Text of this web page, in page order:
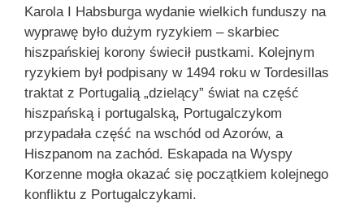
Karola I Habsburga wydanie wielkich funduszy na
wyprawę było dużym ryzykiem – skarbiec
hiszpańskiej korony świecił pustkami. Kolejnym
ryzykiem był podpisany w 1494 roku w Tordesillas
traktat z Portugalią „dzielący” świat na część
hiszpańską i portugalską, Portugalczykom
przypadała część na wschód od Azorów, a
Hiszpanom na zachód. Eskapada na Wyspy
Korzenne mogła okazać się początkiem kolejnego
konfliktu z Portugalczykami.